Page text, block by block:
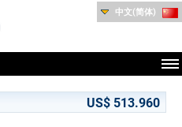
中文(简体)
US$ 513.960